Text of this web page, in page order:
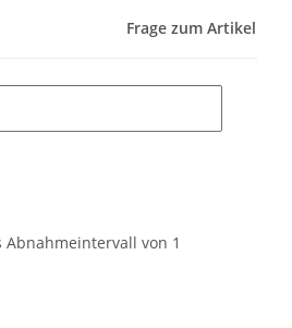
Frage zum Artikel
Abnahmeintervall von 1